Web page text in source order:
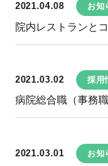
2021.04.08 お知
院内レストランと
2021.03.02 採用
病院総合職（事務
2021.03.01 お知